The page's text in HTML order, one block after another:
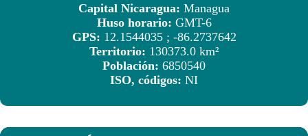
Capital Nicaragua: Managua
Huso horario: GMT-6
GPS: 12.1544035 ; -86.2737642
Territorio: 130373.0 km²
Población: 6850540
ISO, códigos: NI